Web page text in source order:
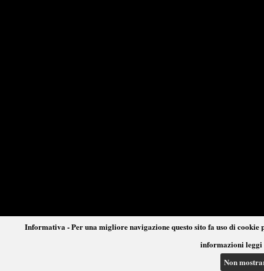
Informativa - Per una migliore navigazione questo sito fa uso di
informazioni leggi
Non